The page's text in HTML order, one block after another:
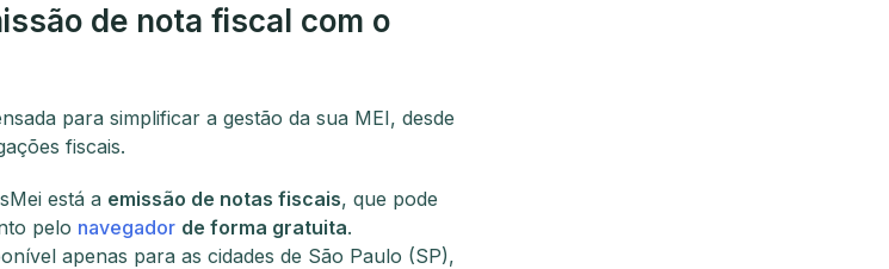
de nota fiscal com o
para simplificar a gestão da sua MEI, desde
fiscais.
está a emissão de notas fiscais, que pode
pelo navegador de forma gratuita.
apenas para as cidades de São Paulo (SP),